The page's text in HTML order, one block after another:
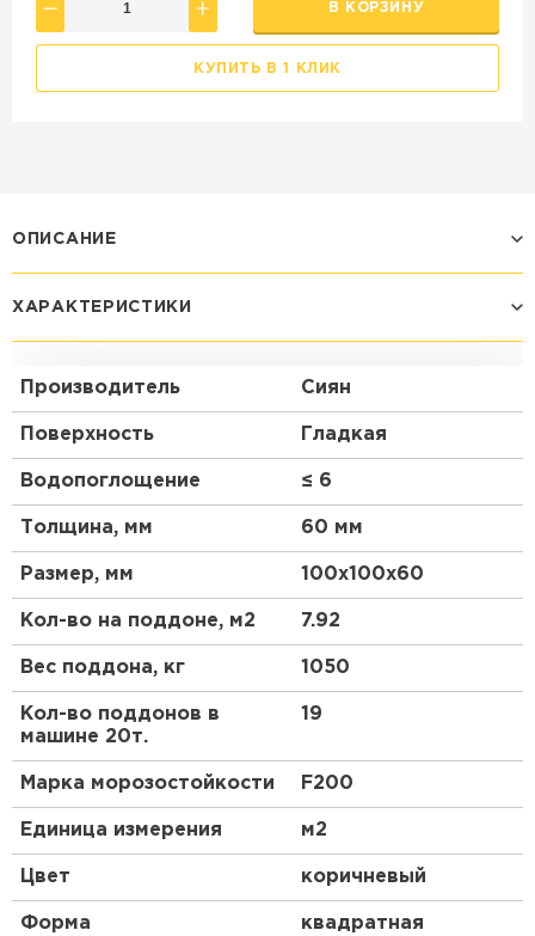
В КОРЗИНУ
КУПИТЬ В 1 КЛИК
ОПИСАНИЕ
ХАРАКТЕРИСТИКИ
Производитель Сиян
Поверхность Гладкая
Водопоглощение ≤ 6
Толщина, мм 60 мм
Размер, мм 100х100х60
Кол-во на поддоне, м2 7.92
Вес поддона, кг 1050
Кол-во поддонов в
машине 20т.
19
Марка морозостойкости F200
Единица измерения м2
Цвет коричневый
Форма квадратная